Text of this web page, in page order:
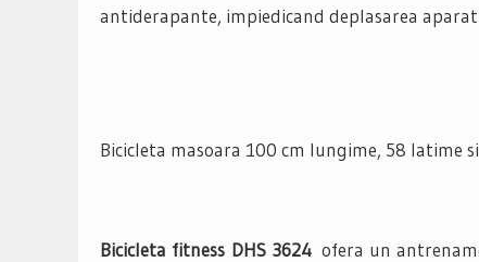
antiderapante, impiedicand deplasarea
Bicicleta masoara 100 cm lungime, 58 latime
Bicicleta fitness DHS 3624 ofera un